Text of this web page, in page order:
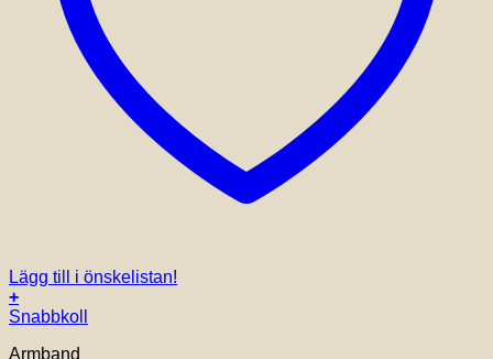
Lägg till i önskelistan!
+
Snabbkoll
Armband